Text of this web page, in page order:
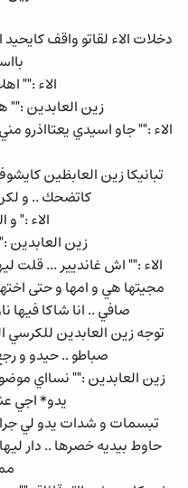
دخلات الاء لقاتو واقف
الاء :""
زين العابدين
الاء :"" جاو اسيدي يعتااذرو
تبانيكا زين العابظين
كاتضحك .. و
الاء :" و
زين العابدين
الاء :"" اش غانديير ... قلت
مجيتها هي و امها و حتى
صافي .. انا شاكا
توجه زين العابدين
صباطو .. حيدو و
زين العابدين :"" نسااي
يدو* اجي
تبسمات و شدات يدو لي
حاوط بيديه خصرها .. دار